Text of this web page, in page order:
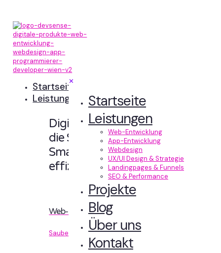
✕
Startseite
Leistungen
Web-Entwicklung
App-Entwicklung
Webdesign
UX/UI Design & Strategie
Landingpages & Funnels
SEO & Performance
Projekte
Blog
Über uns
Kontakt
Startseite
Leistungen
Digitale Erlebnisse,
die Sinn machen.
Smart designt und
effizient entwickelt.
Web-Entwicklung
Sauberer Code, der performt.